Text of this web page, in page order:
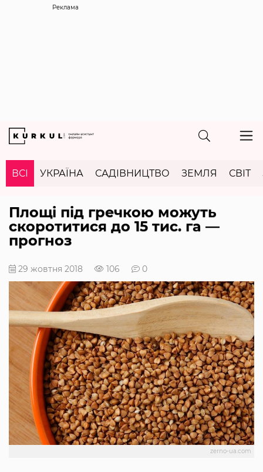
Реклама
ВСІ УКРАЇНА САДІВНИЦТВО ЗЕМЛЯ СВІТ
Площі під гречкою можуть
скоротитися до 15 тис. га —
прогноз
29 жовтня 2018 106 0
zerno-ua.com